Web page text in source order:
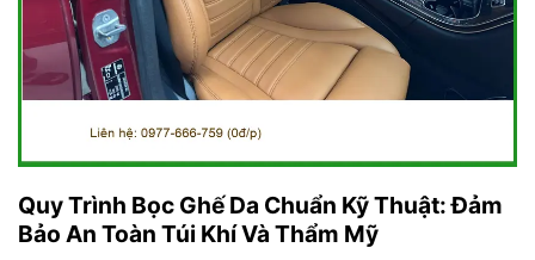
Quy Trình Bọc Ghế Da Chuẩn Kỹ Thuật: Đảm
Bảo An Toàn Túi Khí Và Thẩm Mỹ